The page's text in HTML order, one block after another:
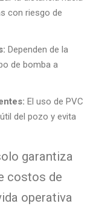
con riesgo de
Dependen de la
de bomba a
El uso de PVC
del pozo y evita
garantiza
costos de
operativa